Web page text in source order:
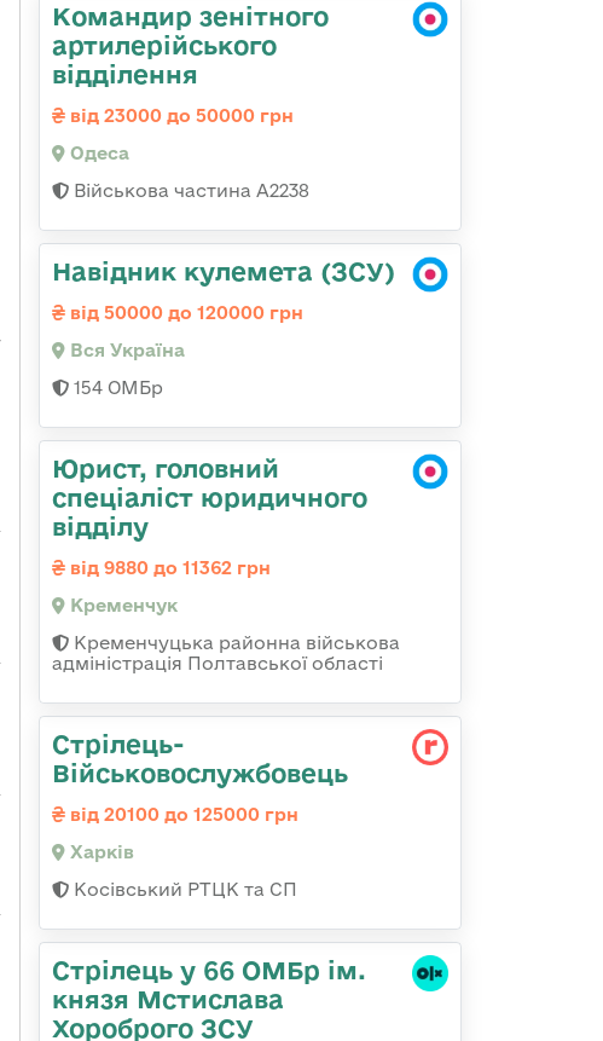
Командир зенітного
артилерійського
відділення
від 23000 до 50000 грн
Одеса
Військова частина А2238
Навідник кулемета (ЗСУ)
від 50000 до 120000 грн
Вся Україна
154 ОМБр
Юрист, головний
спеціаліст юридичного
відділу
від 9880 до 11362 грн
Кременчук
Кременчуцька районна військова
адміністрація Полтавської області
Стрілець-
Військовослужбовець
від 20100 до 125000 грн
Харків
Косівський РТЦК та СП
Стрілець у 66 ОМБр ім.
князя Мстислава
Хороброго ЗСУ